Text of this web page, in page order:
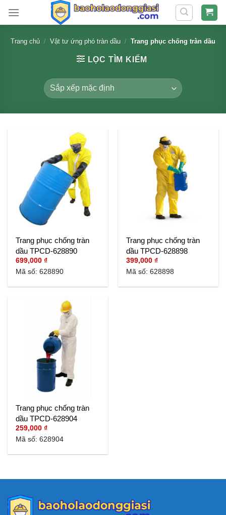
Trang chủ / Vật tư ứng phó tràn dầu / Trang phục chống tràn dầu
LỌC TÌM KIẾM
Trang phục chống tràn
dầu TPCD-628890
699,000₫
Mã số: 628890
Trang phục chống tràn
dầu TPCD-628898
399,000₫
Mã số: 628898
Trang phục chống tràn
dầu TPCD-628904
259,000₫
Mã số: 628904